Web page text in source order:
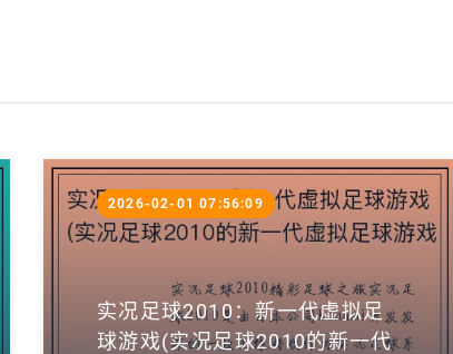
实况足球2010：新一代虚拟足
球游戏(实况足球2010的新一代
2026-02-01 07:56:09